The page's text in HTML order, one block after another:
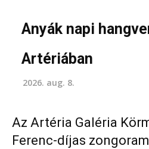
Anyák napi
Artériában
2026. aug. 8.
Az Artéria Galéria
Ferenc-díjas